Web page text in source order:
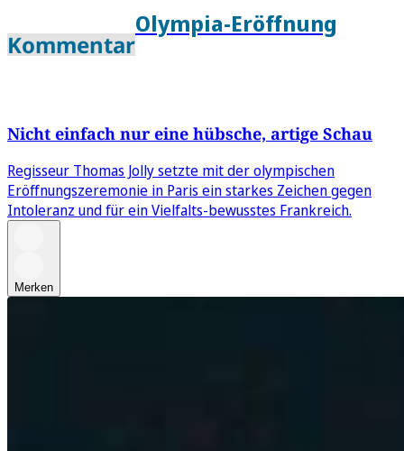
Kommentar
Olympia-Eröffnung
Nicht einfach nur eine hübsche, artige Schau
Regisseur Thomas Jolly setzte mit der olympischen
Eröffnungszeremonie in Paris ein starkes Zeichen gegen
Intoleranz und für ein Vielfalts-bewusstes Frankreich.
Merken